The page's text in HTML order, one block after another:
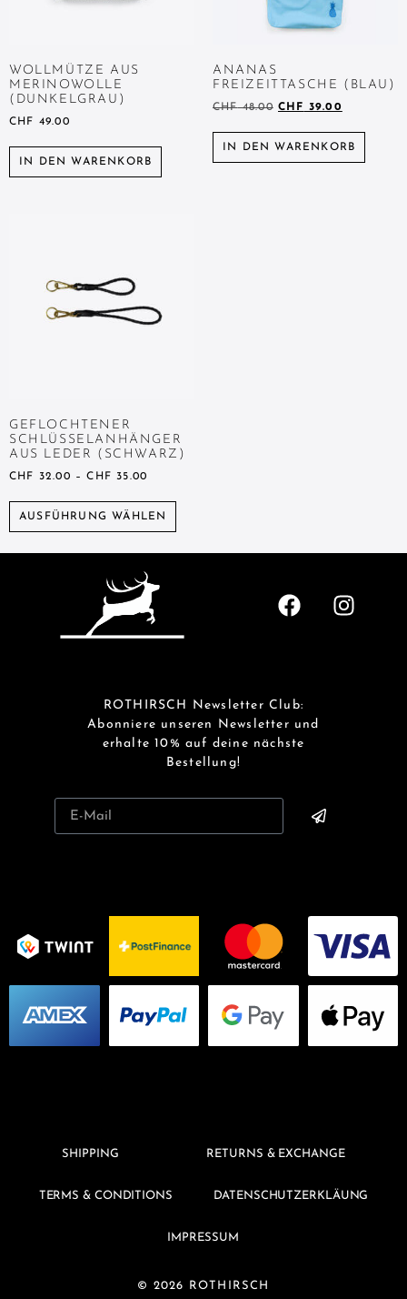
WOLLMÜTZE AUS
MERINOWOLLE
(DUNKELGRAU)
CHF 49.00
IN DEN WARENKORB
ANANAS
FREIZEITTASCHE (BLAU)
CHF48.00 CHF 39.00
IN DEN WARENKORB
GEFLOCHTENER
SCHLÜSSELANHÄNGER
AUS LEDER (SCHWARZ)
CHF 32.00 –CHF 35.00
AUSFÜHRUNG WÄHLEN
ROTHIRSCH Newsletter Club:
Abonniere unseren Newsletter und
erhalte 10% auf deine nächste
Bestellung!
SHIPPING RETURNS & EXCHANGE
TERMS & CONDITIONS DATENSCHUTZERKLÄUNG
IMPRESSUM
© 2026 ROTHIRSCH